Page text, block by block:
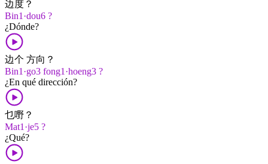
边度？
Bin1·dou6 ?
¿Dónde?
边个 方向？
Bin1·go3 fong1·hoeng3 ?
¿En qué dirección?
乜嘢？
Mat1·je5 ?
¿Qué?